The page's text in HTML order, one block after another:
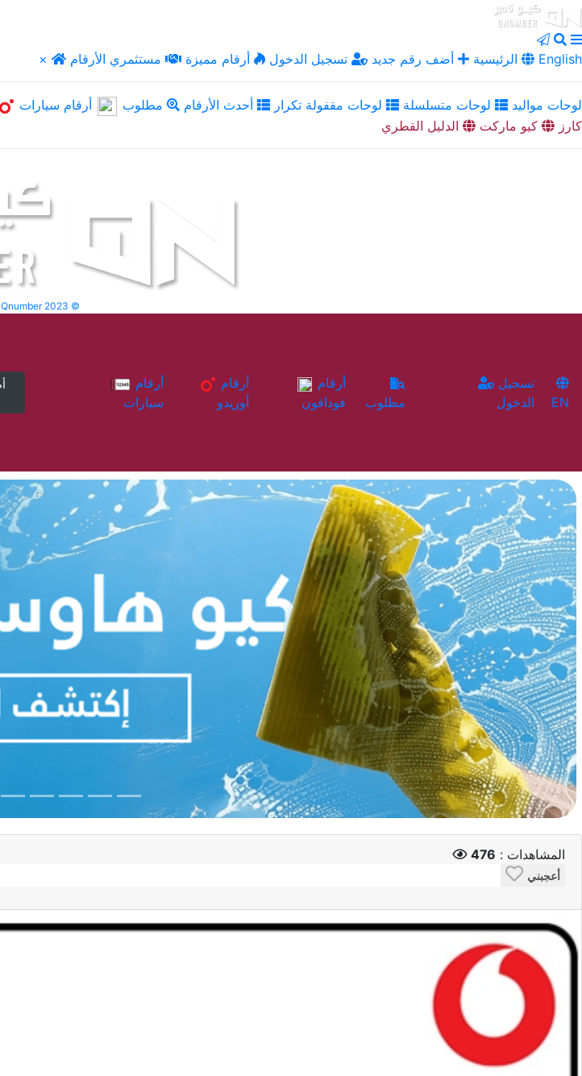
× الرئيسية أضف رقم جديد تسجيل الدخول أرقام مميزة مستثمري الأرقام English
لوحات مواليد لوحات متسلسلة لوحات مقفولة تكرار أحدث الأرقام مطلوب أرقام سيارات
كارز
كيو ماركت الدليل القطري
Qnumber 2023 ©
سيارات
أوريدو
فودافون
مطلوب
الدخول
EN
المشاهدات : 476
أعجبني